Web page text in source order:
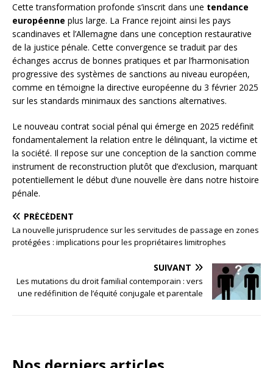
Cette transformation profonde s’inscrit dans une tendance
européenne plus large. La France rejoint ainsi les pays
scandinaves et l’Allemagne dans une conception restaurative
de la justice pénale. Cette convergence se traduit par des
échanges accrus de bonnes pratiques et par l’harmonisation
progressive des systèmes de sanctions au niveau européen,
comme en témoigne la directive européenne du 3 février 2025
sur les standards minimaux des sanctions alternatives.
Le nouveau contrat social pénal qui émerge en 2025 redéfinit
fondamentalement la relation entre le délinquant, la victime et
la société. Il repose sur une conception de la sanction comme
instrument de reconstruction plutôt que d’exclusion, marquant
potentiellement le début d’une nouvelle ère dans notre histoire
pénale.
PRÉCÉDENT
La nouvelle jurisprudence sur les servitudes de passage en zones
protégées : implications pour les propriétaires limitrophes
SUIVANT
Les mutations du droit familial contemporain : vers
une redéfinition de l’équité conjugale et parentale